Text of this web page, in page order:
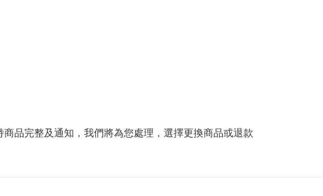
品完整及通知，我們將為您處理，選擇更換商品或退款